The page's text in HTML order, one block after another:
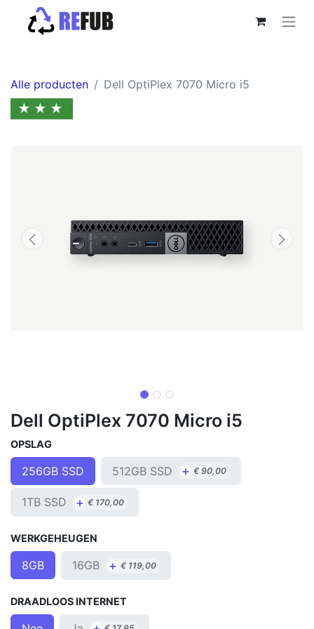
Alle producten Dell OptiPlex 7070 Micro i5
★★★
Dell OptiPlex 7070 Micro i5
OPSLAG
256GB SSD 512GB SSD + €90,00
1TB SSD + € 170,00
WERKGEHEUGEN
8GB 16GB + € 119,00
DRAADLOOS INTERNET